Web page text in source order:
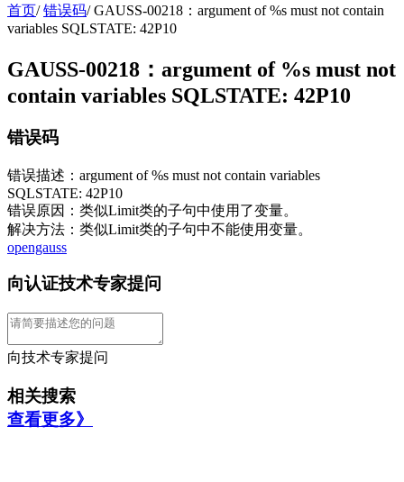
首页/错误码/GAUSS-00218：argument of %s must not contain
variables SQLSTATE: 42P10
GAUSS-00218：argument of %s must not
contain variables SQLSTATE: 42P10
错误码
错误描述：argument of %s must not contain variables
SQLSTATE: 42P10
错误原因：类似Limit类的子句中使用了变量。
解决方法：类似Limit类的子句中不能使用变量。
opengauss
向认证技术专家提问
向技术专家提问
相关搜索
查看更多》